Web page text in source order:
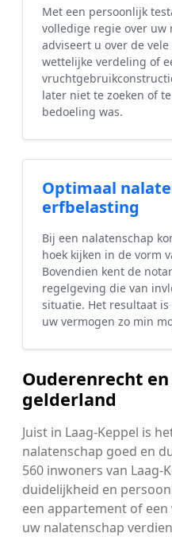
Met een persoonlijk
volledige regie over uw
adviseert u over de
wettelijke verdeling of
later niet te zoeken of
bedoeling was.
Optimaal
erfbelasting
Bij een nalatenschap
hoek kijken in de vorm
Bovendien kent de
regelgeving die van
situatie. Het resultaat
uw vermogen zo min
Ouderenrecht
gelderland
Juist in Laag-Keppel is
nalatenschap goed en
560 inwoners van Laag-
duidelijkheid en
een appartement of
uw nalatenschap